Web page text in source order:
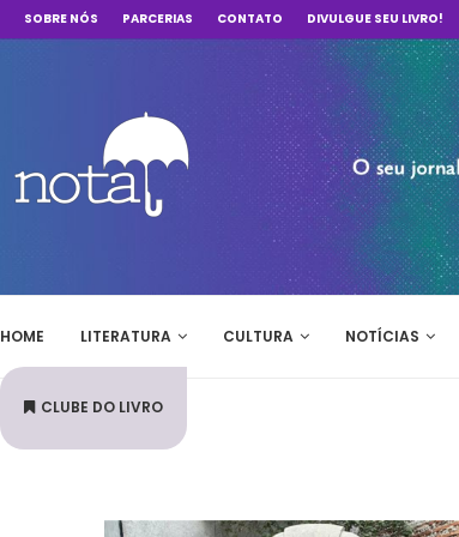
SOBRE NÓS PARCERIAS CONTATO DIVULGUE SEU LIVRO!
HOME LITERATURA CULTURA NOTÍCIAS
CLUBE DO LIVRO